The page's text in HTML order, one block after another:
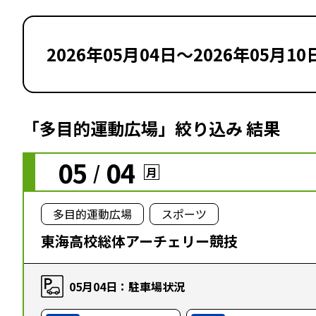
2026年05月04日～2026年05月10
「多目的運動広場」絞り込み 結果
05 / 04 月
多目的運動広場 スポーツ
東海高校総体アーチェリー競技
05月04日：駐車場状況